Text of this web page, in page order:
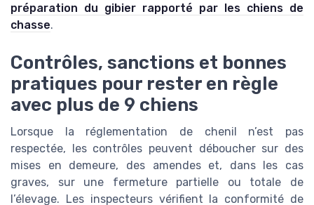
préparation du gibier rapporté par les chiens de
chasse.
Contrôles, sanctions et bonnes
pratiques pour rester en règle
avec plus de 9 chiens
Lorsque la réglementation de chenil n’est pas
respectée, les contrôles peuvent déboucher sur des
mises en demeure, des amendes et, dans les cas
graves, sur une fermeture partielle ou totale de
l’élevage. Les inspecteurs vérifient la conformité de